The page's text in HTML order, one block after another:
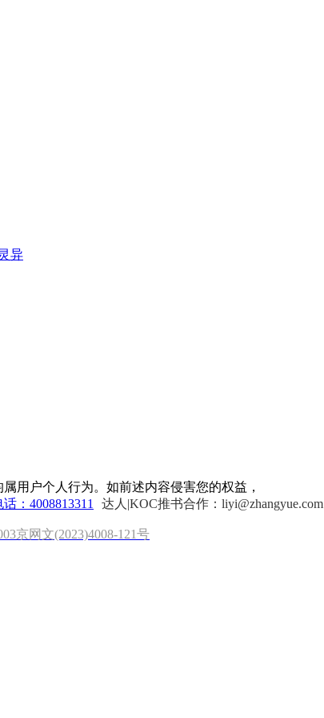
灵异
用户个人行为。如前述内容侵害您的权益，
：4008813311 达人|KOC推书合作：liyi@zhangyue.com
京网文(2023)4008-121号